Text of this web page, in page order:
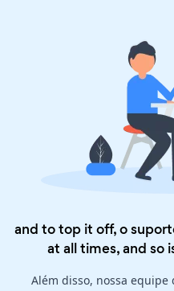
and to top it off, o
at all times, and so
Além disso, nossa